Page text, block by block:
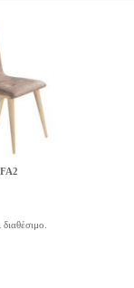
διαθέσιμο.